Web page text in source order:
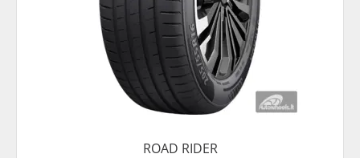
ROAD RIDER